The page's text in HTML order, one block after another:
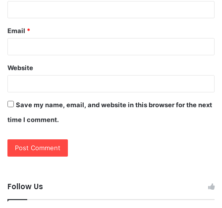
Email *
Website
Save my name, email, and website in this browser for the next
time I comment.
Follow Us